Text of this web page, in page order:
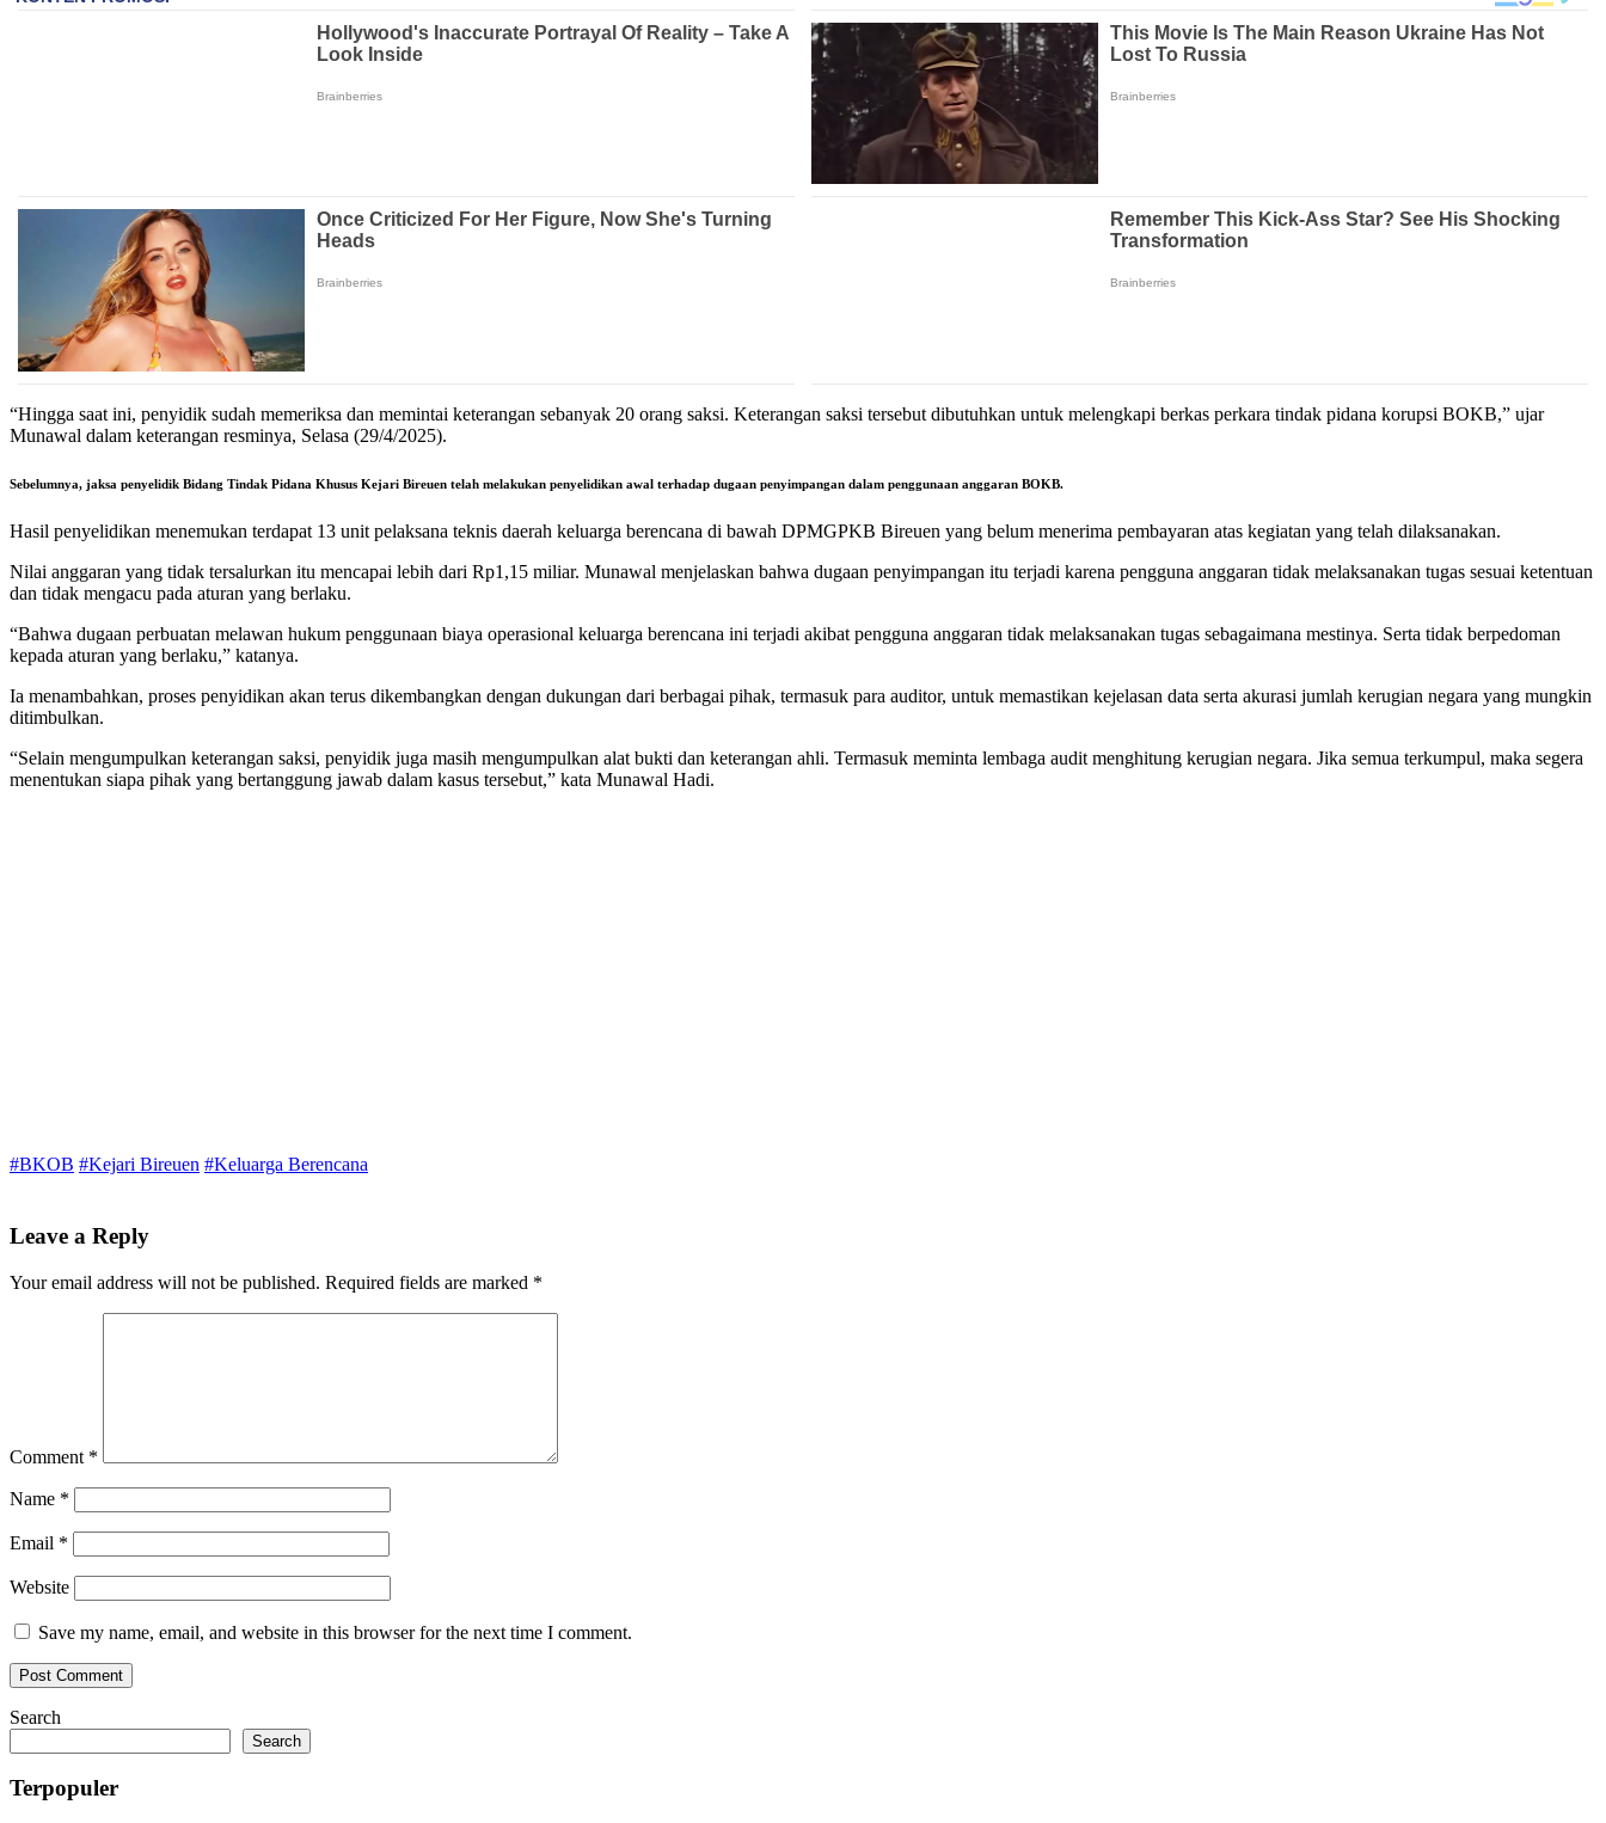
“Hingga saat ini, penyidik sudah memeriksa dan memintai keterangan sebanyak 20 orang saksi. Keterangan saksi tersebut dibutuhkan untuk melengkapi berkas perkara tindak pidana korupsi BOKB,” ujar
Munawal dalam keterangan resminya, Selasa (29/4/2025).
Sebelumnya, jaksa penyelidik Bidang Tindak Pidana Khusus Kejari Bireuen telah melakukan penyelidikan awal terhadap dugaan penyimpangan dalam penggunaan anggaran BOKB.
Hasil penyelidikan menemukan terdapat 13 unit pelaksana teknis daerah keluarga berencana di bawah DPMGPKB Bireuen yang belum menerima pembayaran atas kegiatan yang telah dilaksanakan.
Nilai anggaran yang tidak tersalurkan itu mencapai lebih dari Rp1,15 miliar. Munawal menjelaskan bahwa dugaan penyimpangan itu terjadi karena pengguna anggaran tidak melaksanakan tugas sesuai ketentuan
dan tidak mengacu pada aturan yang berlaku.
“Bahwa dugaan perbuatan melawan hukum penggunaan biaya operasional keluarga berencana ini terjadi akibat pengguna anggaran tidak melaksanakan tugas sebagaimana mestinya. Serta tidak berpedoman
kepada aturan yang berlaku,” katanya.
Ia menambahkan, proses penyidikan akan terus dikembangkan dengan dukungan dari berbagai pihak, termasuk para auditor, untuk memastikan kejelasan data serta akurasi jumlah kerugian negara yang mungkin
ditimbulkan.
“Selain mengumpulkan keterangan saksi, penyidik juga masih mengumpulkan alat bukti dan keterangan ahli. Termasuk meminta lembaga audit menghitung kerugian negara. Jika semua terkumpul, maka segera
menentukan siapa pihak yang bertanggung jawab dalam kasus tersebut,” kata Munawal Hadi.
#BKOB #Kejari Bireuen #Keluarga Berencana
Leave a Reply
Your email address will not be published. Required fields are marked *
Comment *
Name *
Email *
Website
Save my name, email, and website in this browser for the next time I comment.
Search
Search
Terpopuler